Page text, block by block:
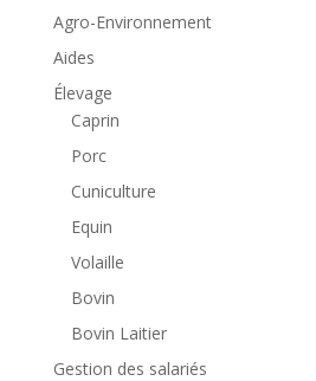
Agro-Environnement
Aides
Élevage
Caprin
Porc
Cuniculture
Equin
Volaille
Bovin
Bovin Laitier
Gestion des salariés